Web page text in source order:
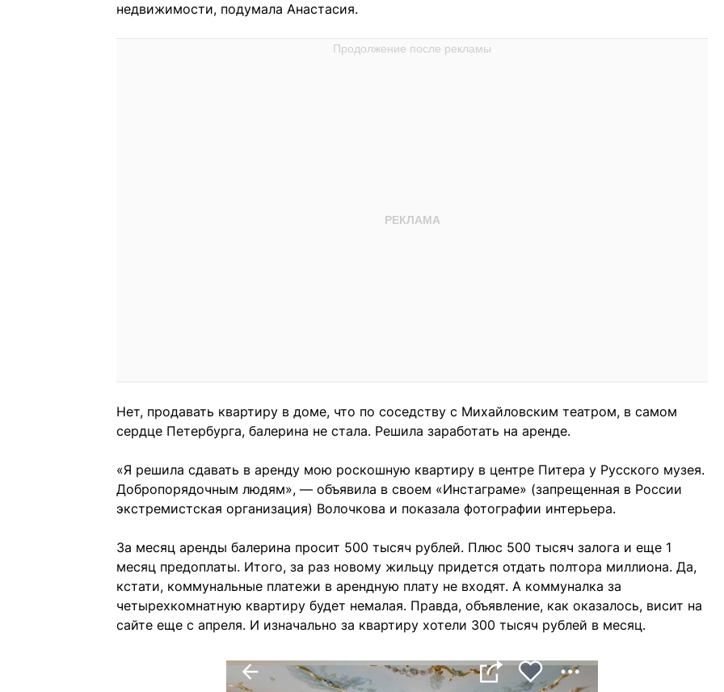
недвижимости, подумала Анастасия.
Нет, продавать квартиру в доме, что по соседству с Михайловским театром, в самом
сердце Петербурга, балерина не стала. Решила заработать на аренде.
«Я решила сдавать в аренду мою роскошную квартиру в центре Питера у Русского музея.
Добропорядочным людям», — объявила в своем «Инстаграме» (запрещенная в России
экстремистская организация) Волочкова и показала фотографии интерьера.
За месяц аренды балерина просит 500 тысяч рублей. Плюс 500 тысяч залога и еще 1
месяц предоплаты. Итого, за раз новому жильцу придется отдать полтора миллиона. Да,
кстати, коммунальные платежи в арендную плату не входят. А коммуналка за
четырехкомнатную квартиру будет немалая. Правда, объявление, как оказалось, висит на
сайте еще с апреля. И изначально за квартиру хотели 300 тысяч рублей в месяц.